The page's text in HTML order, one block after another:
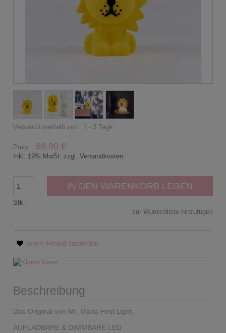
Versand innerhalb von: 1 - 3 Tage
Preis: 69,90 €
Inkl. 19% MwSt. zzgl. Versandkosten
Stk.
IN DEN WARENKORB LEGEN
zur Wunschliste hinzufügen
einem Freund empfehlen
Beschreibung
Das Original von Mr. Maria First Light,
AUFLADBARE & DIMMBARE LED